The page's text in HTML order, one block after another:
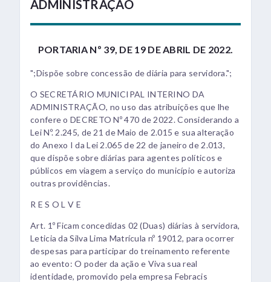
ADMINISTRAÇÃO
PORTARIA Nº 39, DE 19 DE ABRIL DE 2022.
";Dispõe sobre concessão de diária para servidora.";
O SECRETÁRIO MUNICIPAL INTERINO DA
ADMINISTRAÇÃO, no uso das atribuições que lhe
confere o DECRETO Nº 470 de 2022. Considerando a
Lei Nº. 2.245, de 21 de Maio de 2.015 e sua alteração
do Anexo I da Lei 2.065 de 22 de janeiro de 2.013,
que dispõe sobre diárias para agentes políticos e
públicos em viagem a serviço do município e autoriza
outras providências.
R E S O L V E
Art. 1º Ficam concedidas 02 (Duas) diárias à servidora,
Leticia da Silva Lima Matrícula nº 19012, para ocorrer
despesas para participar do treinamento referente
ao evento: O poder da ação e Viva sua real
identidade, promovido pela empresa Febracis